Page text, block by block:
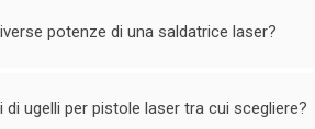
potenze di una saldatrice laser?
di ugelli per pistole laser tra cui scegliere?